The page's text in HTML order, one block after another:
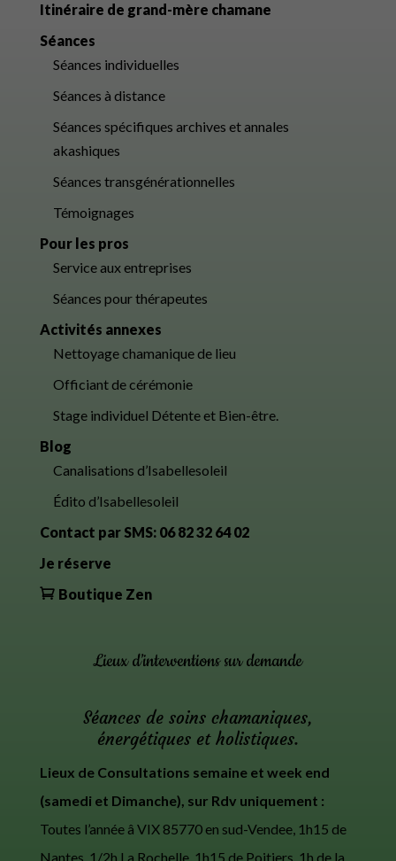
Itinéraire de grand-mère chamane
Séances
Séances individuelles
Séances à distance
Séances spécifiques archives et annales
akashiques
Séances transgénérationnelles
Témoignages
Pour les pros
Service aux entreprises
Séances pour thérapeutes
Activités annexes
Nettoyage chamanique de lieu
Officiant de cérémonie
Stage individuel Détente et Bien-être.
Blog
Canalisations d’Isabellesoleil
Édito d’Isabellesoleil
Contact par SMS: 06 82 32 64 02
Je réserve
Boutique Zen
Lieux d’interventions sur demande
Séances de soins chamaniques,
énergétiques et holistiques.
Lieux de Consultations semaine et week end
(samedi et Dimanche), sur Rdv uniquement :
Toutes l’année â VIX 85770 en sud-Vendee, 1h15 de
Nantes, 1/2h La Rochelle, 1h15 de Poitiers, 1h de la